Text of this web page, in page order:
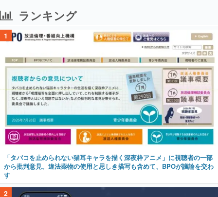
ランキング
1
「タバコを止められない猫耳キャラを描く深夜枠アニメ」に視聴者の一部
から批判意見。違法薬物の使用と思しき描写も含めて、BPOが議論を交わ
す
2